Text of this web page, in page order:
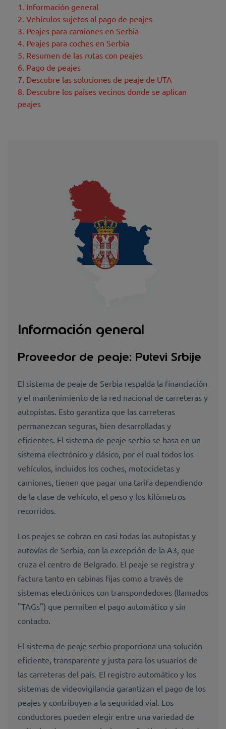
1. Información general
2. Vehículos sujetos al pago de peajes
3. Peajes para camiones en Serbia
4. Peajes para coches en Serbia
5. Resumen de las rutas con peajes
6. Pago de peajes
7. Descubre las soluciones de peaje de UTA
8. Descubre los países vecinos donde se aplican
peajes
Información general
Proveedor de peaje: Putevi Srbije
El sistema de peaje de Serbia respalda la financiación
y el mantenimiento de la red nacional de carreteras y
autopistas. Esto garantiza que las carreteras
permanezcan seguras, bien desarrolladas y
eficientes. El sistema de peaje serbio se basa en un
sistema electrónico y clásico, por el cual todos los
vehículos, incluidos los coches, motocicletas y
camiones, tienen que pagar una tarifa dependiendo
de la clase de vehículo, el peso y los kilómetros
recorridos.
Los peajes se cobran en casi todas las autopistas y
autovías de Serbia, con la excepción de la A3, que
cruza el centro de Belgrado. El peaje se registra y
factura tanto en cabinas fijas como a través de
sistemas electrónicos con transpondedores (llamados
"TAGs") que permiten el pago automático y sin
contacto.
El sistema de peaje serbio proporciona una solución
eficiente, transparente y justa para los usuarios de
las carreteras del país. El registro automático y los
sistemas de videovigilancia garantizan el pago de los
peajes y contribuyen a la seguridad vial. Los
conductores pueden elegir entre una variedad de